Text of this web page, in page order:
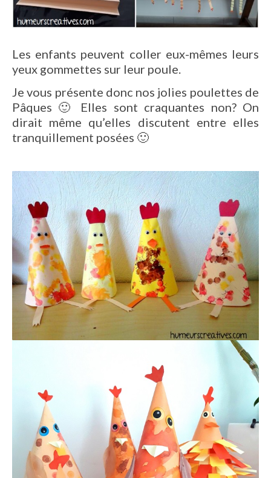
Les enfants peuvent coller eux-mêmes leurs
yeux gommettes sur leur poule.
Je vous présente donc nos jolies poulettes de
Pâques 🙂 Elles sont craquantes non? On
dirait même qu’elles discutent entre elles
tranquillement posées 🙂